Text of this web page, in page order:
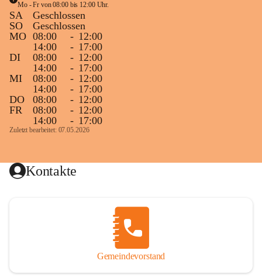
Mo - Fr von 08:00 bis 12:00 Uhr.
SA
Geschlossen
SO
Geschlossen
MO 08:00 - 12:00
14:00
- 17:00
DI
08:00 - 12:00
14:00
- 17:00
MI
08:00 - 12:00
14:00
- 17:00
DO
08:00 - 12:00
FR
08:00 - 12:00
14:00
- 17:00
Zuletzt bearbeitet: 07.05.2026
Kontakte
Gemeindevorstand